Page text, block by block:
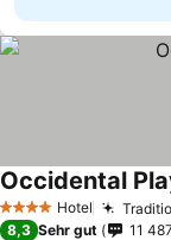
4 Sterne Hotel
Occidental
8,3 Sehr gut 11